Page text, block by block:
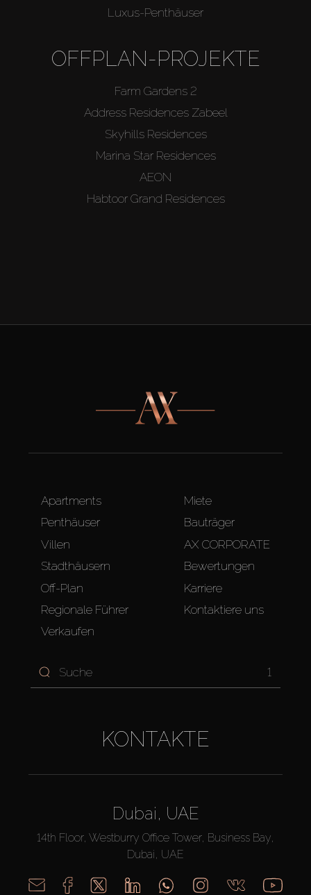
Luxus-Penthäuser
OFFPLAN-PROJEKTE
Farm Gardens 2
Address Residences Zabeel
Skyhills Residences
Marina Star Residences
AEON
Habtoor Grand Residences
Apartments
Penthäuser
Villen
Stadthäusern
Off-Plan
Regionale Führer
Verkaufen
Miete
Bauträger
AX CORPORATE
Bewertungen
Karriere
Kontaktiere uns
1
KONTAKTE
Dubai, UAE
14th Floor, Westburry Office Tower, Business Bay,
Dubai, UAE